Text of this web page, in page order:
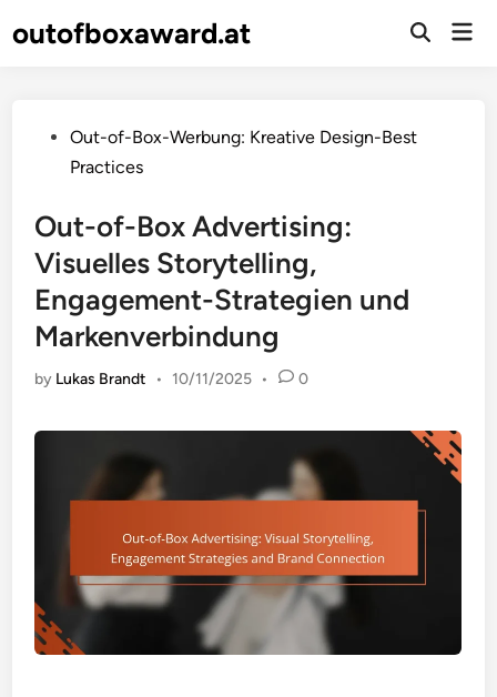
tooutofboxaward.at
Open
PostedOut-of-Box-Werbung: Kreative Design-Best
Practices
Out-of-Box Advertising:
Visuelles Storytelling,
Engagement-Strategien und
Markenverbindung
by Lukas Brandt • 10/11/2025 • 0